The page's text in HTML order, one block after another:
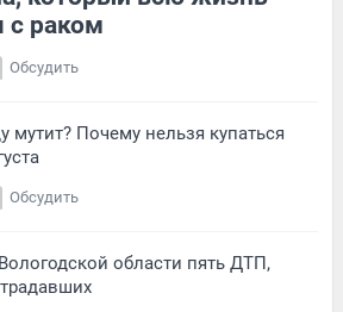
с раком
Обсудить
мутит? Почему нельзя купаться
Обсудить
области пять ДТП,